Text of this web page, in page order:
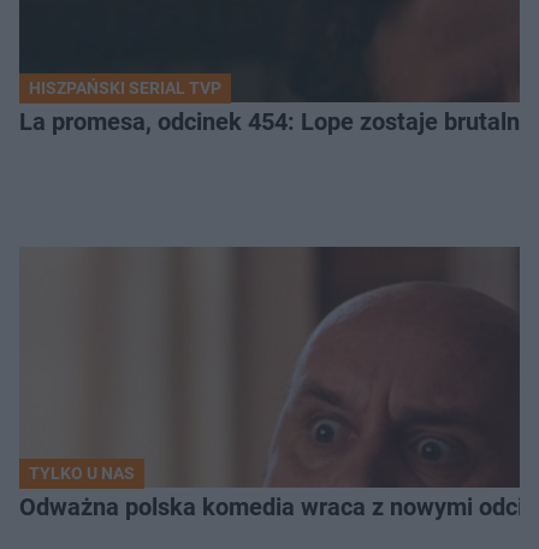
HISZPAŃSKI SERIAL TVP
La promesa, odcinek 454: Lope zostaje
TYLKO U NAS
Odważna polska komedia wraca z nowymi